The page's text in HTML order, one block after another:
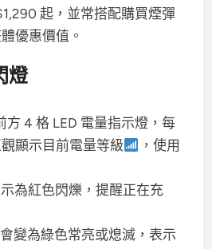
起，並常搭配購買煙彈
優惠價值。
燈
方 4 格 LED 電量指示燈，每
顯示目前電量等級
，使用
為紅色閃爍，提醒正在充
變為綠色常亮或熄滅，表示